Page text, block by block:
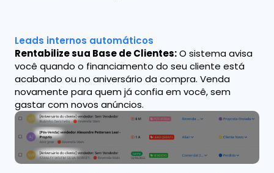
Leads internos automáticos
Rentabilize sua Base de Clientes:O sistema avisa
você quando o financiamento do seu cliente está
acabando ou no aniversário da compra. Venda
novamente para quem já confia em você, sem
gastar com novos anúncios.